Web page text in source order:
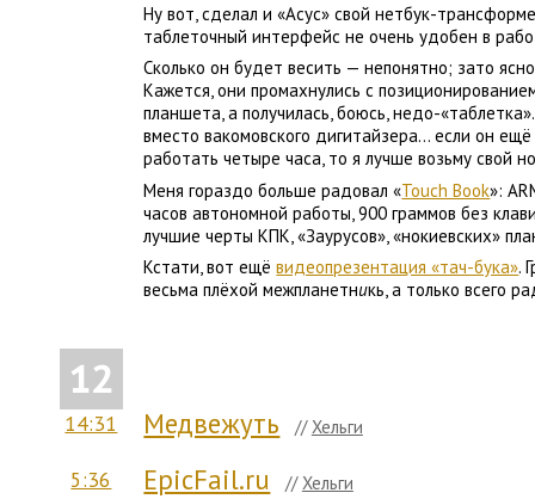
Ну вот, сделал и «Асус» свой нетбук-
таблеточный интерфейс не очень удобен в
Сколько он будет весить — непонятно; зато
Кажется, они промахнулись с
планшета, а получилась, боюсь, недо-
вместо вакомовского дигитайзера… если он
работать четыре часа, то я лучше возьму свой
Меня гораздо больше радовал «Touch Book»:
часов автономной работы, 900 граммов без
лучшие черты КПК, «Заурусов», «нокиевских»
Кстати, вот ещёвидеопрезентация «тач-бука».
весьма плёхой межпланетникь, а только всего
12
14:31 Медвежуть // Хельги
5:36 EpicFail.ru //Хельги